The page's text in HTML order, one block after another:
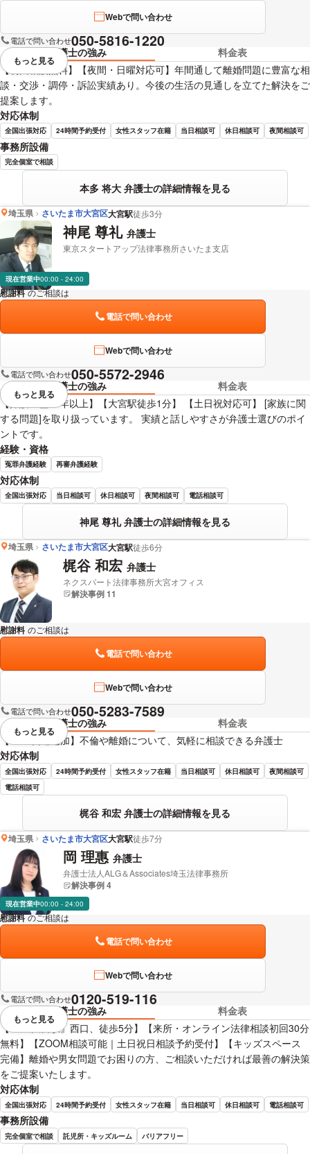
Webで問い合わせ
電話で問い合わせ050-5816-1220
弁護士の強み
料金表
【初回相談無料】【夜間・日曜対応可】年間通して離婚問題に豊富な相
談・交渉・調停・訴訟実績あり。今後の生活の見通しを立てた解決をご
提案します。
対応体制
全国出張対応 24時間予約受付 女性スタッフ在籍 当日相談可 休日相談可 夜間相談可
事務所設備
完全個室で相談
本多 将大 弁護士の詳細情報を見る
視覚的に省略されている要素を
もっと見る
埼玉県 さいたま市大宮区大宮駅徒歩3分
神尾 尊礼 弁護士
東京スタートアップ法律事務所さいたま支店
現在営業中00:00 - 24:00
慰謝料 のご相談は
電話で問い合わせ
Webで問い合わせ
電話で問い合わせ050-5572-2946
弁護士の強み
料金表
【弁護士歴10年以上】【大宮駅徒歩1分】 【土日祝対応可】 [家族に関
する問題]を取り扱っています。 実績と話しやすさが弁護士選びのポイ
ントです。
経験・資格
冤罪弁護経験 再審弁護経験
対応体制
全国出張対応 当日相談可 休日相談可 夜間相談可 電話相談可
神尾 尊礼 弁護士の詳細情報を見る
視覚的に省略されている要素を
もっと見る
埼玉県 さいたま市大宮区大宮駅徒歩6分
梶谷 和宏 弁護士
ネクスパート法律事務所大宮オフィス
解決事例 11
慰謝料 のご相談は
電話で問い合わせ
Webで問い合わせ
電話で問い合わせ050-5283-7589
弁護士の強み
料金表
【LINE友達追加】不倫や離婚について、気軽に相談できる弁護士
対応体制
全国出張対応 24時間予約受付 女性スタッフ在籍 当日相談可 休日相談可
夜間相談可
電話相談可
梶谷 和宏 弁護士の詳細情報を見る
視覚的に省略されている要素を
もっと見る
埼玉県 さいたま市大宮区大宮駅徒歩7分
岡 理惠 弁護士
弁護士法人ALG＆Associates埼玉法律事務所
解決事例 4
現在営業中00:00 - 24:00
慰謝料 のご相談は
電話で問い合わせ
Webで問い合わせ
電話で問い合わせ0120-519-116
弁護士の強み
料金表
【JR『大宮駅』西口、徒歩5分】【来所・オンライン法律相談初回30分
無料】【ZOOM相談可能｜土日祝日相談予約受付】【キッズスペース
完備】離婚や男女問題でお困りの方、ご相談いただければ最善の解決策
をご提案いたします。
対応体制
全国出張対応 24時間予約受付 女性スタッフ在籍 当日相談可 休日相談可 電話相談可
事務所設備
完全個室で相談 託児所・キッズルーム バリアフリー
視覚的に省略されている要素を
もっと見る